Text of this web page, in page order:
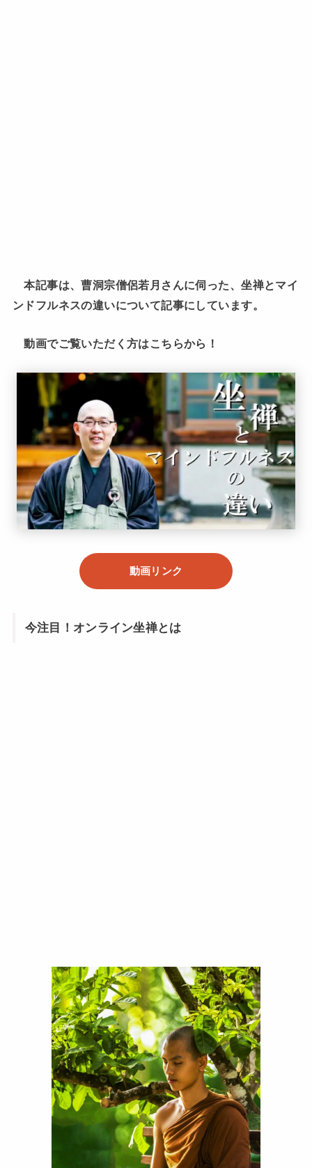
本記事は、曹洞宗僧侶若月さんに伺った、坐禅とマイ
ンドフルネスの違いについて記事にしています。
動画でご覧いただく方はこちらから！
動画リンク
今注目！オンライン坐禅とは